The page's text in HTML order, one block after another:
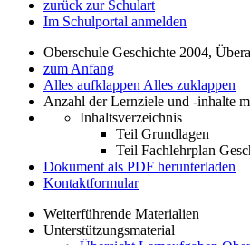
zurück zur Schulart
Im Schulportal anmelden
Oberschule Geschichte 2004,
zum Anfang
Alles aufklappen Alles zuklappen
Anzahl der Lernziele und -inhalte
Inhaltsverzeichnis
Teil Grundlagen
Teil Fachlehrplan
Dokument als PDF herunterladen
Kontaktformular
Weiterführende Materialien
Unterstützungsmaterial